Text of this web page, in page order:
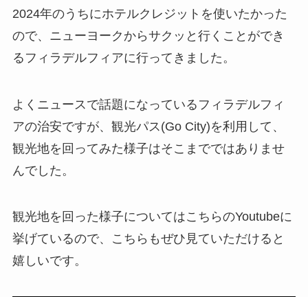
2024年のうちにホテルクレジットを使いたかった
ので、ニューヨークからサクッと行くことができ
るフィラデルフィアに行ってきました。
よくニュースで話題になっているフィラデルフィ
アの治安ですが、観光パス(Go City)を利用して、
観光地を回ってみた様子はそこまでではありませ
んでした。
観光地を回った様子についてはこちらのYoutubeに
挙げているので、こちらもぜひ見ていただけると
嬉しいです。